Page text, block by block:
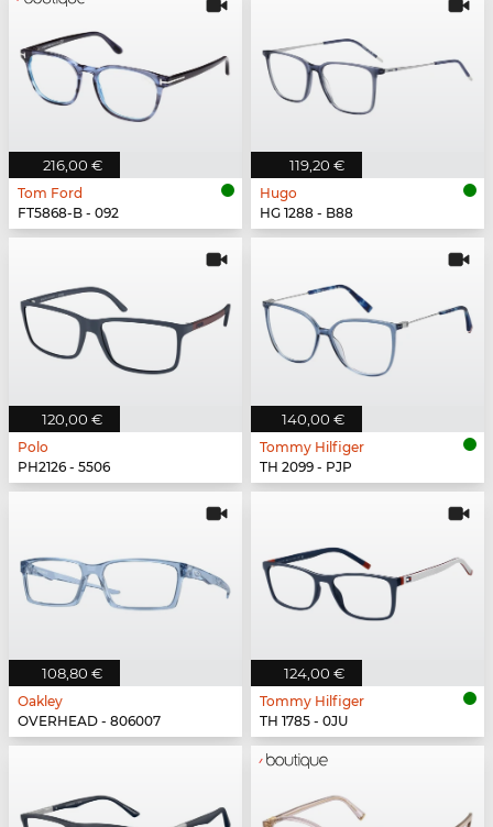
216,00 €
Tom Ford
FT5868-B - 092
119,20 €
Hugo
HG 1288 - B88
120,00 €
Polo
PH2126 - 5506
140,00 €
Tommy Hilfiger
TH 2099 - PJP
108,80 €
Oakley
OVERHEAD - 806007
124,00 €
Tommy Hilfiger
TH 1785 - 0JU